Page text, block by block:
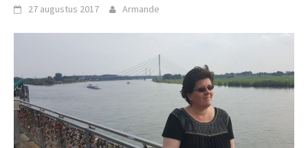
27 augustus 2017 Armande